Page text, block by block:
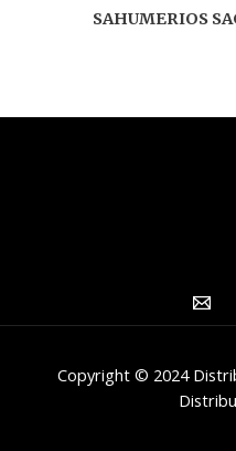
SAHUMERIOS
Copyright © 2024